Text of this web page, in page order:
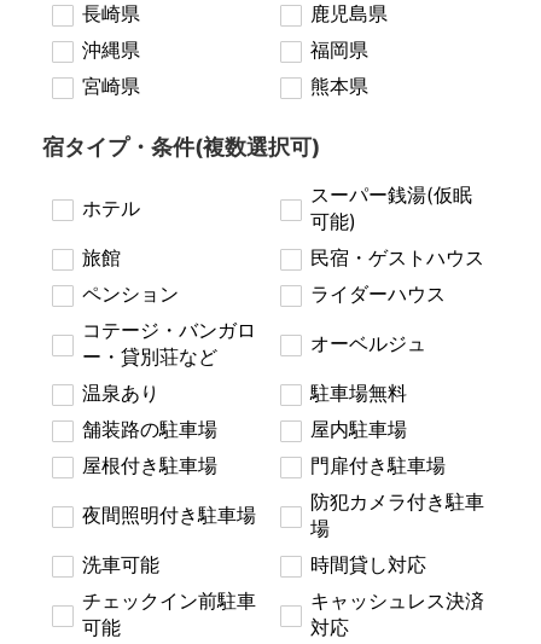
長崎県
鹿児島県
沖縄県
福岡県
宮崎県
熊本県
宿タイプ・条件(複数選択可)
ホテル
スーパー銭湯(仮眠
可能)
旅館
民宿・ゲストハウス
ペンション
ライダーハウス
コテージ・バンガロ
ー・貸別荘など
オーベルジュ
温泉あり
駐車場無料
舗装路の駐車場
屋内駐車場
屋根付き駐車場
門扉付き駐車場
夜間照明付き駐車場
防犯カメラ付き駐車
場
洗車可能
時間貸し対応
チェックイン前駐車
可能
キャッシュレス決済
対応